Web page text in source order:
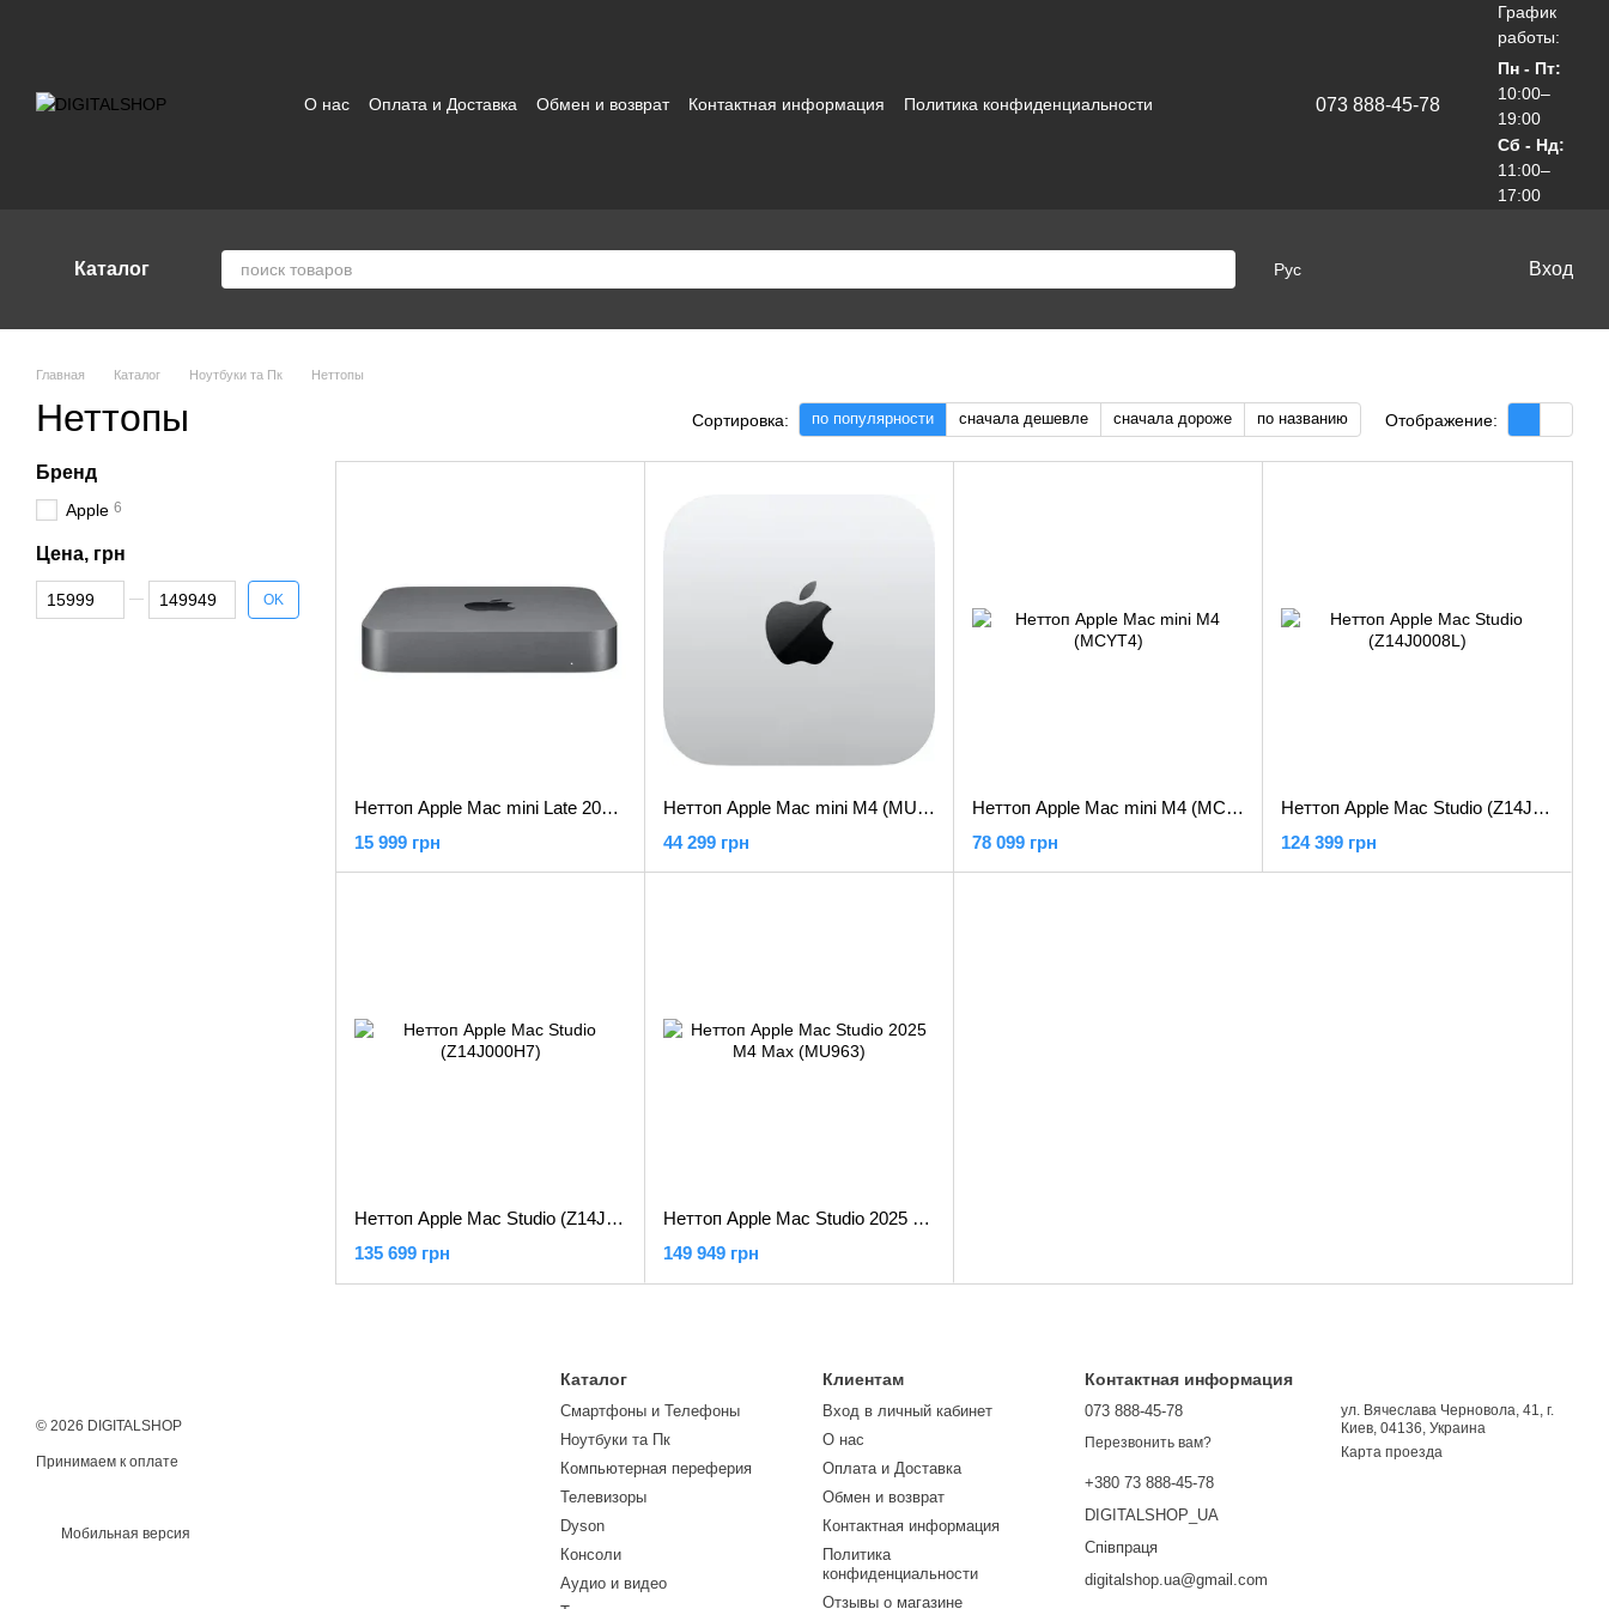
О нас Оплата и Доставка Обмен и возврат Контактная информация
Политика конфиденциальности
073 888-45-78
График
работы:
Пн - Пт:
10:00–
19:00
Сб - Нд:
11:00–
17:00
Каталог Рус Вход
Главная Каталог Ноутбуки та Пк Неттопы
Неттопы Сортировка: по популярности сначала дешевле сначала дороже по названию Отображение:
Неттоп Apple Mac mini Late 2018 (MRTR2)
15 999 грн
Неттоп Apple Mac mini M4 (MU9D3)
44 299 грн
Неттоп Apple Mac mini M4 (MCYT4)
78 099 грн
Неттоп Apple Mac Studio (Z14J0008L)
124 399 грн
Неттоп Apple Mac Studio (Z14J000H7)
135 699 грн
Неттоп Apple Mac Studio 2025 M4 Max (MU963)
149 949 грн
Бренд
Apple 6
Цена, грн
От Цена, грн
До Цена, грн OK
© 2026 DIGITALSHOP
Принимаем к оплате
Мобильная версия
Каталог
Смартфоны и Телефоны
Ноутбуки та Пк
Компьютерная переферия
Телевизоры
Dyson
Консоли
Аудио и видео
Клиентам
Вход в личный кабинет
О нас
Оплата и Доставка
Обмен и возврат
Контактная информация
Политика
конфиденциальности
Отзывы о магазине
Контактная информация
073 888-45-78
Перезвонить вам?
+380 73 888-45-78
DIGITALSHOP_UA
Співпраця
digitalshop.ua@gmail.com
ул. Вячеслава Черновола, 41, г.
Киев, 04136, Украина
Карта проезда